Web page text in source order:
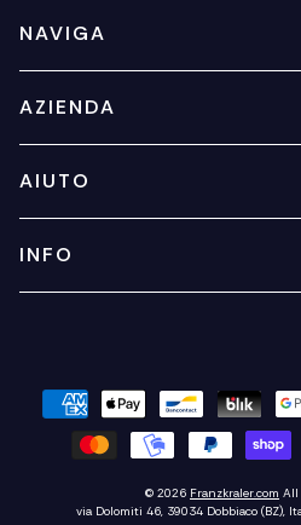
NAVIGA
AZIENDA
AIUTO
INFO
© 2026 Franzkraler.com All
via Dolomiti 46, 39034 Dobbiaco (BZ),